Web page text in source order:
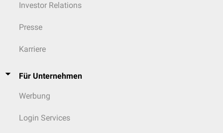
Investor Relations
Presse
Karriere
Für Unternehmen
Werbung
Login Services